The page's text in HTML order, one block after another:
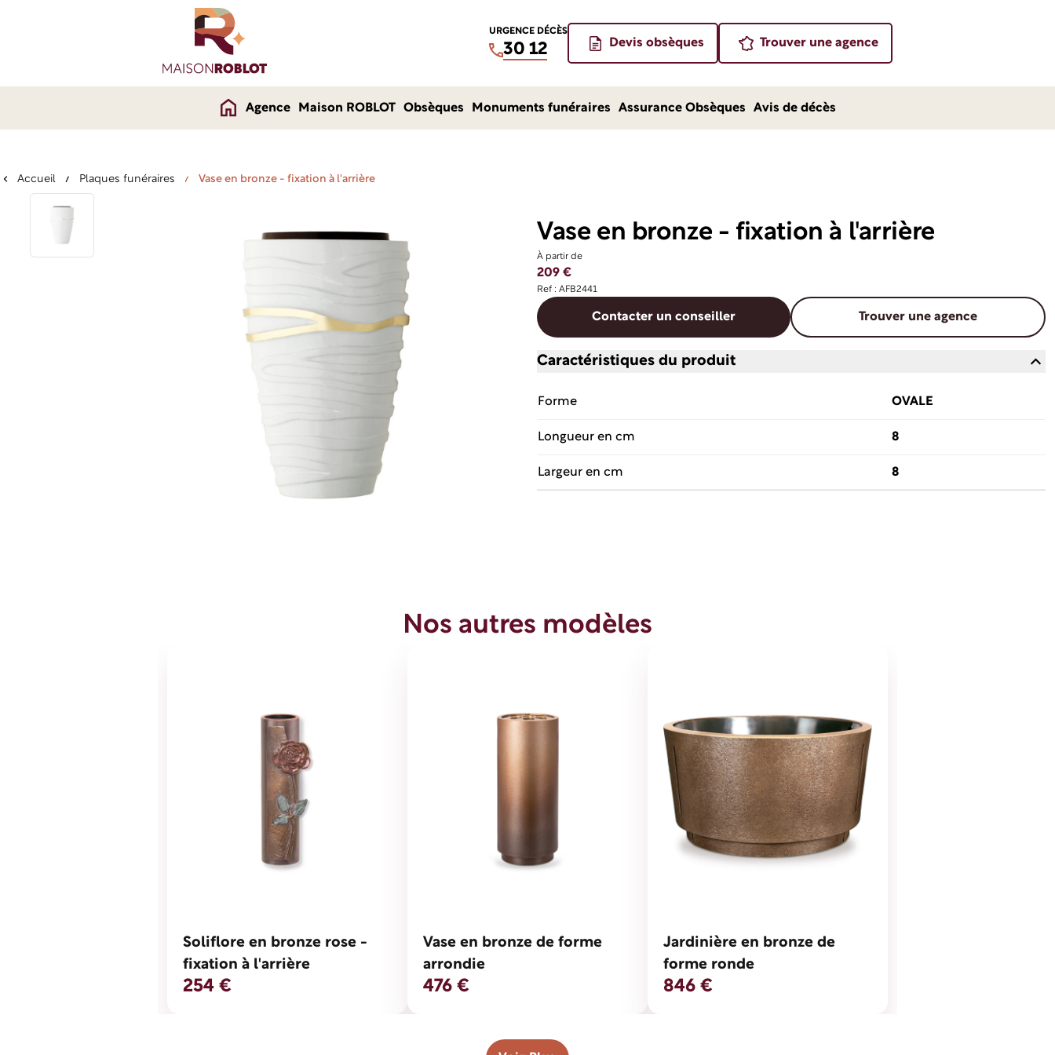
URGENCE DÉCÈS
30 12 Devis obsèques Trouver une agence
Agence Maison ROBLOT Obsèques Monuments funéraires Assurance Obsèques Avis de décès
Accueil Plaques funéraires Vase en bronze - fixation à l'arrière
Vase en bronze - fixation à l'arrière
À partir de
209 €
Ref : AFB2441
Contacter un conseiller Trouver une agence
Caractéristiques du produit
Forme OVALE
Longueur en cm 8
Largeur en cm 8
Nos autres modèles
Soliflore en bronze rose -
fixation à l'arrière
254 €
Vase en bronze de forme
arrondie
476 €
Jardinière en bronze de
forme ronde
846 €